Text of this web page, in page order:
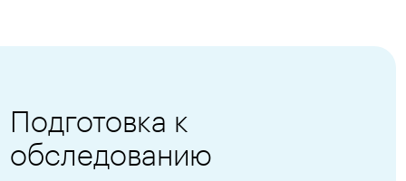
Подготовка к
обследованию